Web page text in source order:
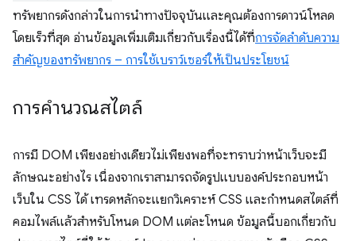
ทรัพยากรดังกล่าวในการนําทางปัจจุบันและคุณต้องการดาวน์โหลด
โดยเร็วที่สุด อ่านข้อมูลเพิ่มเติมเกี่ยวกับเรื่องนี้ได้ที่การจัดลําดับความ
สําคัญของทรัพยากร – การใช้เบราว์เซอร์ให้เป็นประโยชน์
การคำนวณสไตล์
การมี DOM เพียงอย่างเดียวไม่เพียงพอที่จะทราบว่าหน้าเว็บจะมี
ลักษณะอย่างไร เนื่องจากเราสามารถจัดรูปแบบองค์ประกอบหน้า
เว็บใน CSS ได้ เทรดหลักจะแยกวิเคราะห์ CSS และกำหนดสไตล์ที่
คอมไพล์แล้วสำหรับโหนด DOM แต่ละโหนด ข้อมูลนี้บอกเกี่ยวกับ